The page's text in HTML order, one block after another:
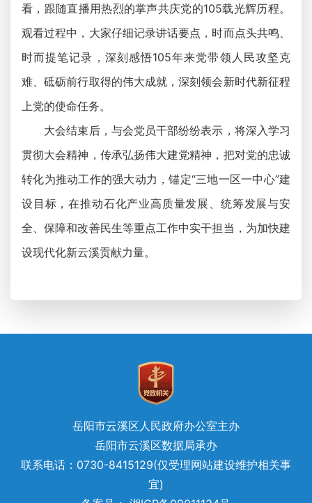
看，跟随直播用热烈的掌声共庆党的105载光辉历程。
观看过程中，大家仔细记录讲话要点，时而点头共鸣、
时而提笔记录，深刻感悟105年来党带领人民攻坚克
难、砥砺前行取得的伟大成就，深刻领会新时代新征程
上党的使命任务。
大会结束后，与会党员干部纷纷表示，将深入学习
贯彻大会精神，传承弘扬伟大建党精神，把对党的忠诚
转化为推动工作的强大动力，锚定“三地一区一中心”建
设目标，在推动石化产业高质量发展、统筹发展与安
全、保障和改善民生等重点工作中实干担当，为加快建
设现代化新云溪贡献力量。
岳阳市云溪区人民政府办公室主办
岳阳市云溪区数据局承办
联系电话：0730-8415129(仅受理网站建设维护相关事
宜)